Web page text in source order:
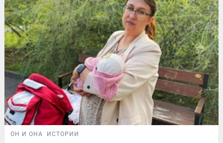
ОН И ОНА ИСТОРИИ